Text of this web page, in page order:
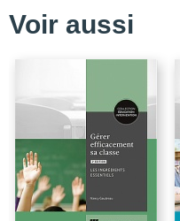
Voir aussi